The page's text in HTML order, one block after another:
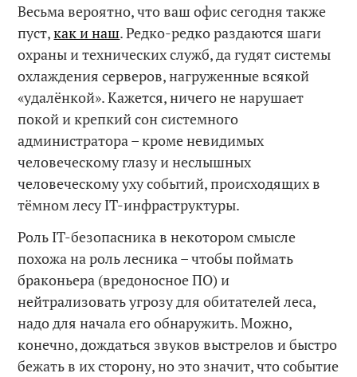
Весьма вероятно, что ваш офис сегодня также
пуст,как и наш. Редко-редко раздаются шаги
охраны и технических служб, да гудят системы
охлаждения серверов, нагруженные всякой
«удалёнкой». Кажется, ничего не нарушает
покой и крепкий сон системного
администратора – кроме невидимых
человеческому глазу и неслышных
человеческому уху событий, происходящих в
тёмном лесу IT-инфраструктуры.
Роль IT-безопасника в некотором смысле
похожа на роль лесника – чтобы поймать
браконьера (вредоносное ПО) и
нейтрализовать угрозу для обитателей леса,
надо для начала его обнаружить. Можно,
конечно, дождаться звуков выстрелов и быстро
бежать в их сторону, но это значит, что событие